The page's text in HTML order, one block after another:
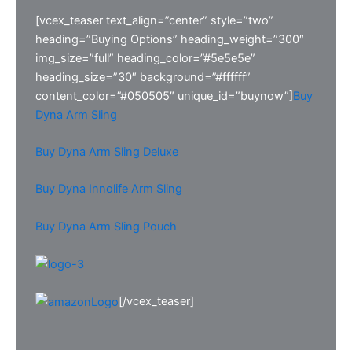
[vcex_teaser text_align=”center” style=”two”
heading=”Buying Options” heading_weight=”300″
img_size=”full” heading_color=”#5e5e5e”
heading_size=”30″ background=”#ffffff”
content_color=”#050505″ unique_id=”buynow”]Buy
Dyna Arm Sling
Buy Dyna Arm Sling Deluxe
Buy Dyna Innolife Arm Sling
Buy Dyna Arm Sling Pouch
[/vcex_teaser]